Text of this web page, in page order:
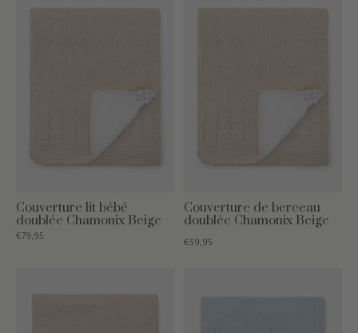
Couverture lit bébé
doublée Chamonix Beige
€79,95
Couverture de berceau
doublée Chamonix Beige
€59,95